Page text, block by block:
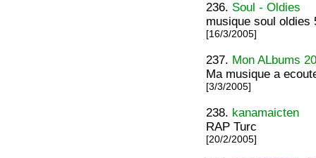
236. Soul - Oldies
musique soul oldies
[16/3/2005]
237. Mon ALbums
Ma musique a
[3/3/2005]
238. kanamaicten
RAP Turc
[20/2/2005]